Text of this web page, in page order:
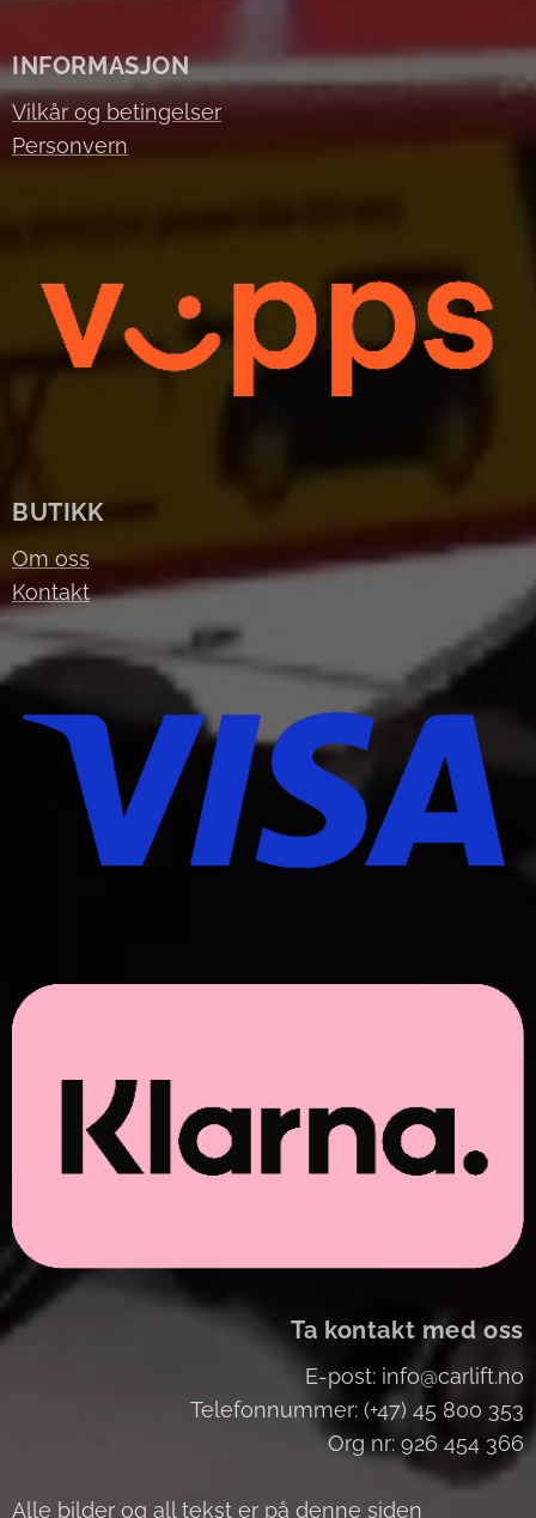
INFORMASJON
Vilkår og betingelser
Personvern
BUTIKK
Om oss
Kontakt
Ta kontakt med oss
E-post: info@carlift.no
Telefonnummer: (+47) 45 800 353
Org nr: 926 454 366
Alle bilder og all tekst er på denne siden